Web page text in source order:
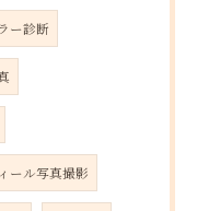
ー診断
ール写真撮影